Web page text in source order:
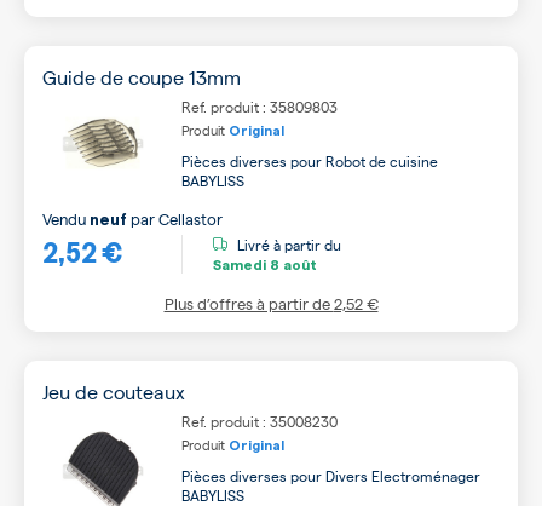
Guide de coupe 13mm
Ref. produit : 35809803
Produit Original
Pièces diverses pour Robot de cuisine
BABYLISS
2,52 €
Vendu neuf parCellastor
Livré à partir du
Samedi 8 août
Plus d’offres à partir de2,52 €
Jeu de couteaux
Ref. produit : 35008230
Produit Original
Pièces diverses pour Divers Electroménager
BABYLISS